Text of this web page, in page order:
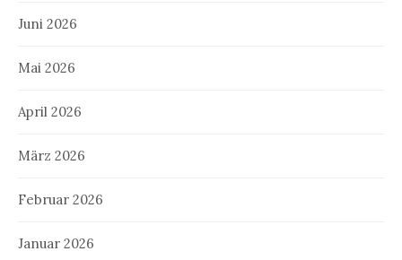
Juni 2026
Mai 2026
April 2026
März 2026
Februar 2026
Januar 2026